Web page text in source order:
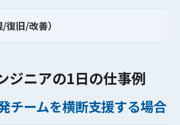
旧/改善）
ジニアの1日の仕事例
チームを横断支援する場合